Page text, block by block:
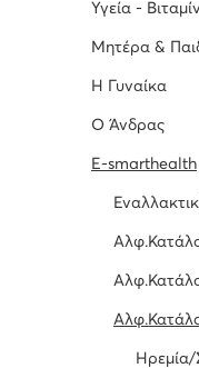
Υγεία -
Μητέρα &
H Γυναίκα
O Άνδρας
E-smarthealth
Ηρεμία/